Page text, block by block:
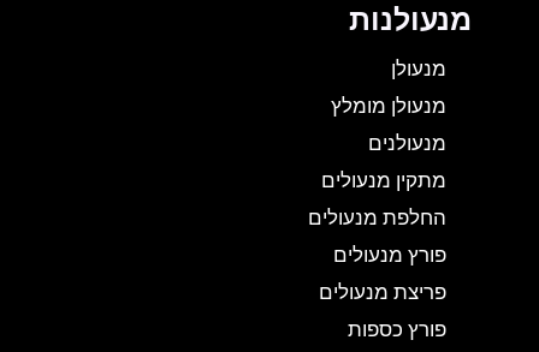
מנעולנות
מנעולן
מנעולן מומלץ
מנעולנים
מתקין מנעולים
החלפת מנעולים
פורץ מנעולים
פריצת מנעולים
פורץ כספות